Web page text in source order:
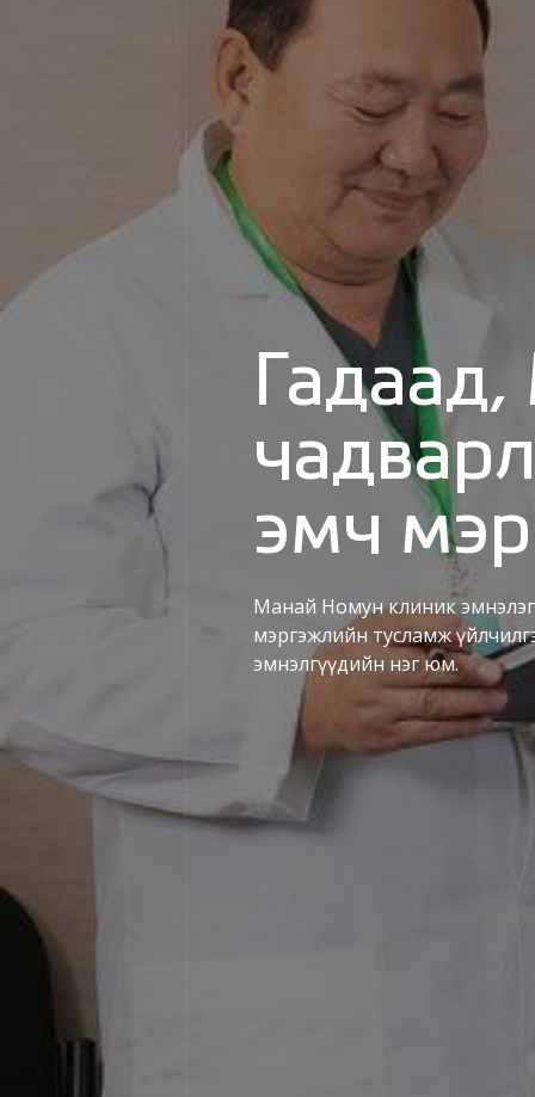
Номун
Манай Номун нэгдсэн
мэргэжлийн тусламж
эмнэлгүүдийн нэг юм.